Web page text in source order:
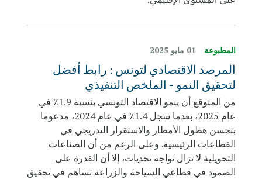
المطبوعة 01 مايو 2025
المرصد الاقتصادي لتونس : رابط أفضل
لتحقيق النمو - الملخص التنفيذي
من المتوقع أن ينمو الاقتصاد التونسي بنسبة 1.9٪ في
عام 2025، بعدما سجل 1.4٪ في عام 2024، مدعوما
بتحسن هطول الأمطار والاستقرار التدريجي في
القطاعات الرئيسية. وعلى الرغم من أن الصناعات
التحويلية لا تزال تواجه تحديات، إلا أن القدرة على
الصمود في قطاعي السياحة والزراعة تساهم في تحقيق